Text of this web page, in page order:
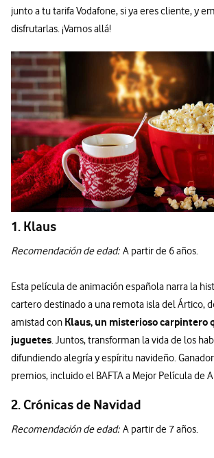
junto a tu tarifa Vodafone, si ya eres cliente, y
disfrutarlas. ¡Vamos allá!
1. Klaus
Recomendación de edad:A partir de 6 años.
Esta película de animación española narra la
cartero destinado a una remota isla del Ártico,
amistad con Klaus, un misterioso carpintero
juguetes. Juntos, transforman la vida de los
difundiendo alegría y espíritu navideño.
premios, incluido el BAFTA a Mejor Película de
2. Crónicas de Navidad
Recomendación de edad:A partir de 7 años.